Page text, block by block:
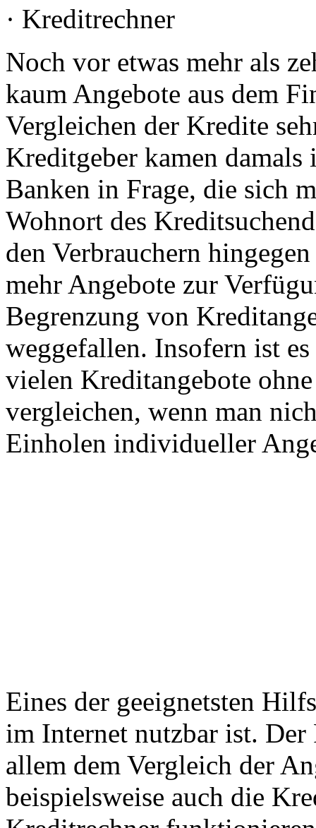
· Kreditrechner
Noch vor etwas mehr als
kaum Angebote aus dem
Vergleichen der Kredite
Kreditgeber kamen
Banken in Frage, die sich
Wohnort des
den Verbrauchern
mehr Angebote zur
Begrenzung von
weggefallen. Insofern ist
vielen Kreditangebote
vergleichen, wenn man
Einholen individueller
Eines der geeignetsten
im Internet nutzbar ist.
allem dem Vergleich der
beispielsweise auch die